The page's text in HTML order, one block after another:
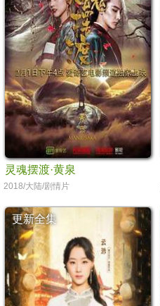
灵魂摆渡·黄泉
2018/大陆/剧情片
更新全集